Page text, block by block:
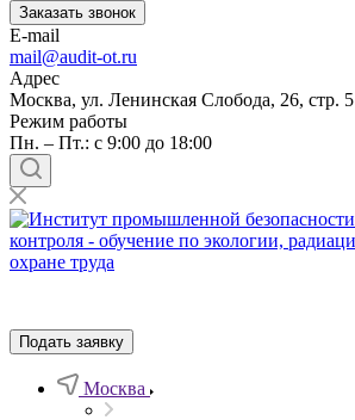
Заказать звонок
E-mail
mail@audit-ot.ru
Адрес
Москва, ул. Ленинская Слобода, 26, стр. 5
Режим работы
Пн. – Пт.: с 9:00 до 18:00
Подать заявку
Москва